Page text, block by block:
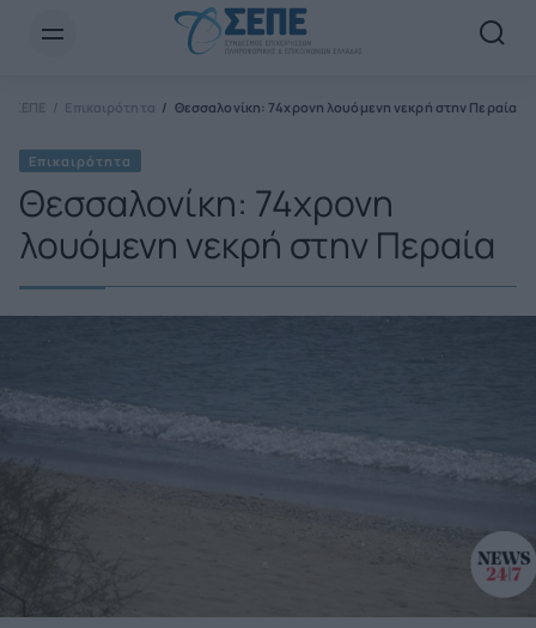
ΣΕΠΕ Επικαιρότητα Θεσσαλονίκη: 74χρονη λουόμενη νεκρή στην Περαία
Επικαιρότητα
Θεσσαλονίκη: 74χρονη
λουόμενη νεκρή στην Περαία
Newsletter Email*